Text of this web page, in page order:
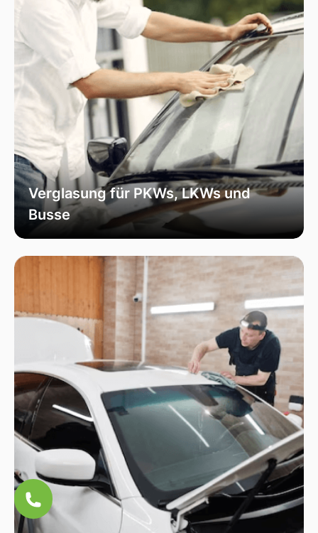
Verglasung für PKWs, LKWs und
Busse
Unsere Verglasungsdienste umfassen alle
Lastkraftwagen bis hin zu Bussen. Wir sorgen
für eine fachmännische Installation und hohe
Qualität, um die Sicherheit und Funktionalität
Ihres Fahrzeugs zu erhöhen.